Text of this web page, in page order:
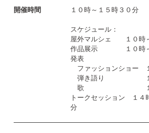
開催時間 １０時～１５時３０分
スケジュール：
屋外マルシェ １０時
作品展示 １０時～
発表
ファッションショー
弾き語り １
歌 １３時
トークセッション １４
分